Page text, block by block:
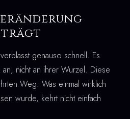
genauso schnell. Es
an, nicht an ihrer Wurzel. Diese
Weg. Was einmal wirklich
wurde, kehrt nicht einfach